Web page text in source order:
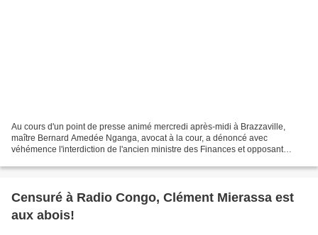
Au cours d'un point de presse animé mercredi après-midi à Brazzaville,
maître Bernard Amedée Nganga, avocat à la cour, a dénoncé avec
véhémence l'interdiction de l'ancien ministre des Finances et opposant
Censuré à Radio Congo, Clément Mierassa est
aux abois!